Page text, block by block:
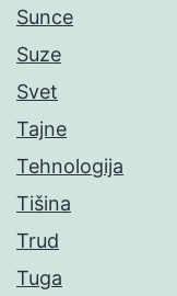
Sunce
Suze
Svet
Tajne
Tehnologija
Tišina
Trud
Tuga